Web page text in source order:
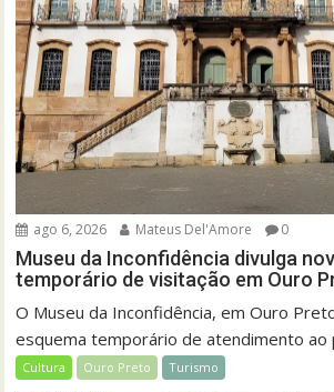
ago 6, 2026 Mateus Del'Amore 0
Museu da Inconfidência divulga
temporário de visitação em Ouro
O Museu da Inconfidência, em Ouro
esquema temporário de atendimento ao
Cultura Ouro Preto Turismo